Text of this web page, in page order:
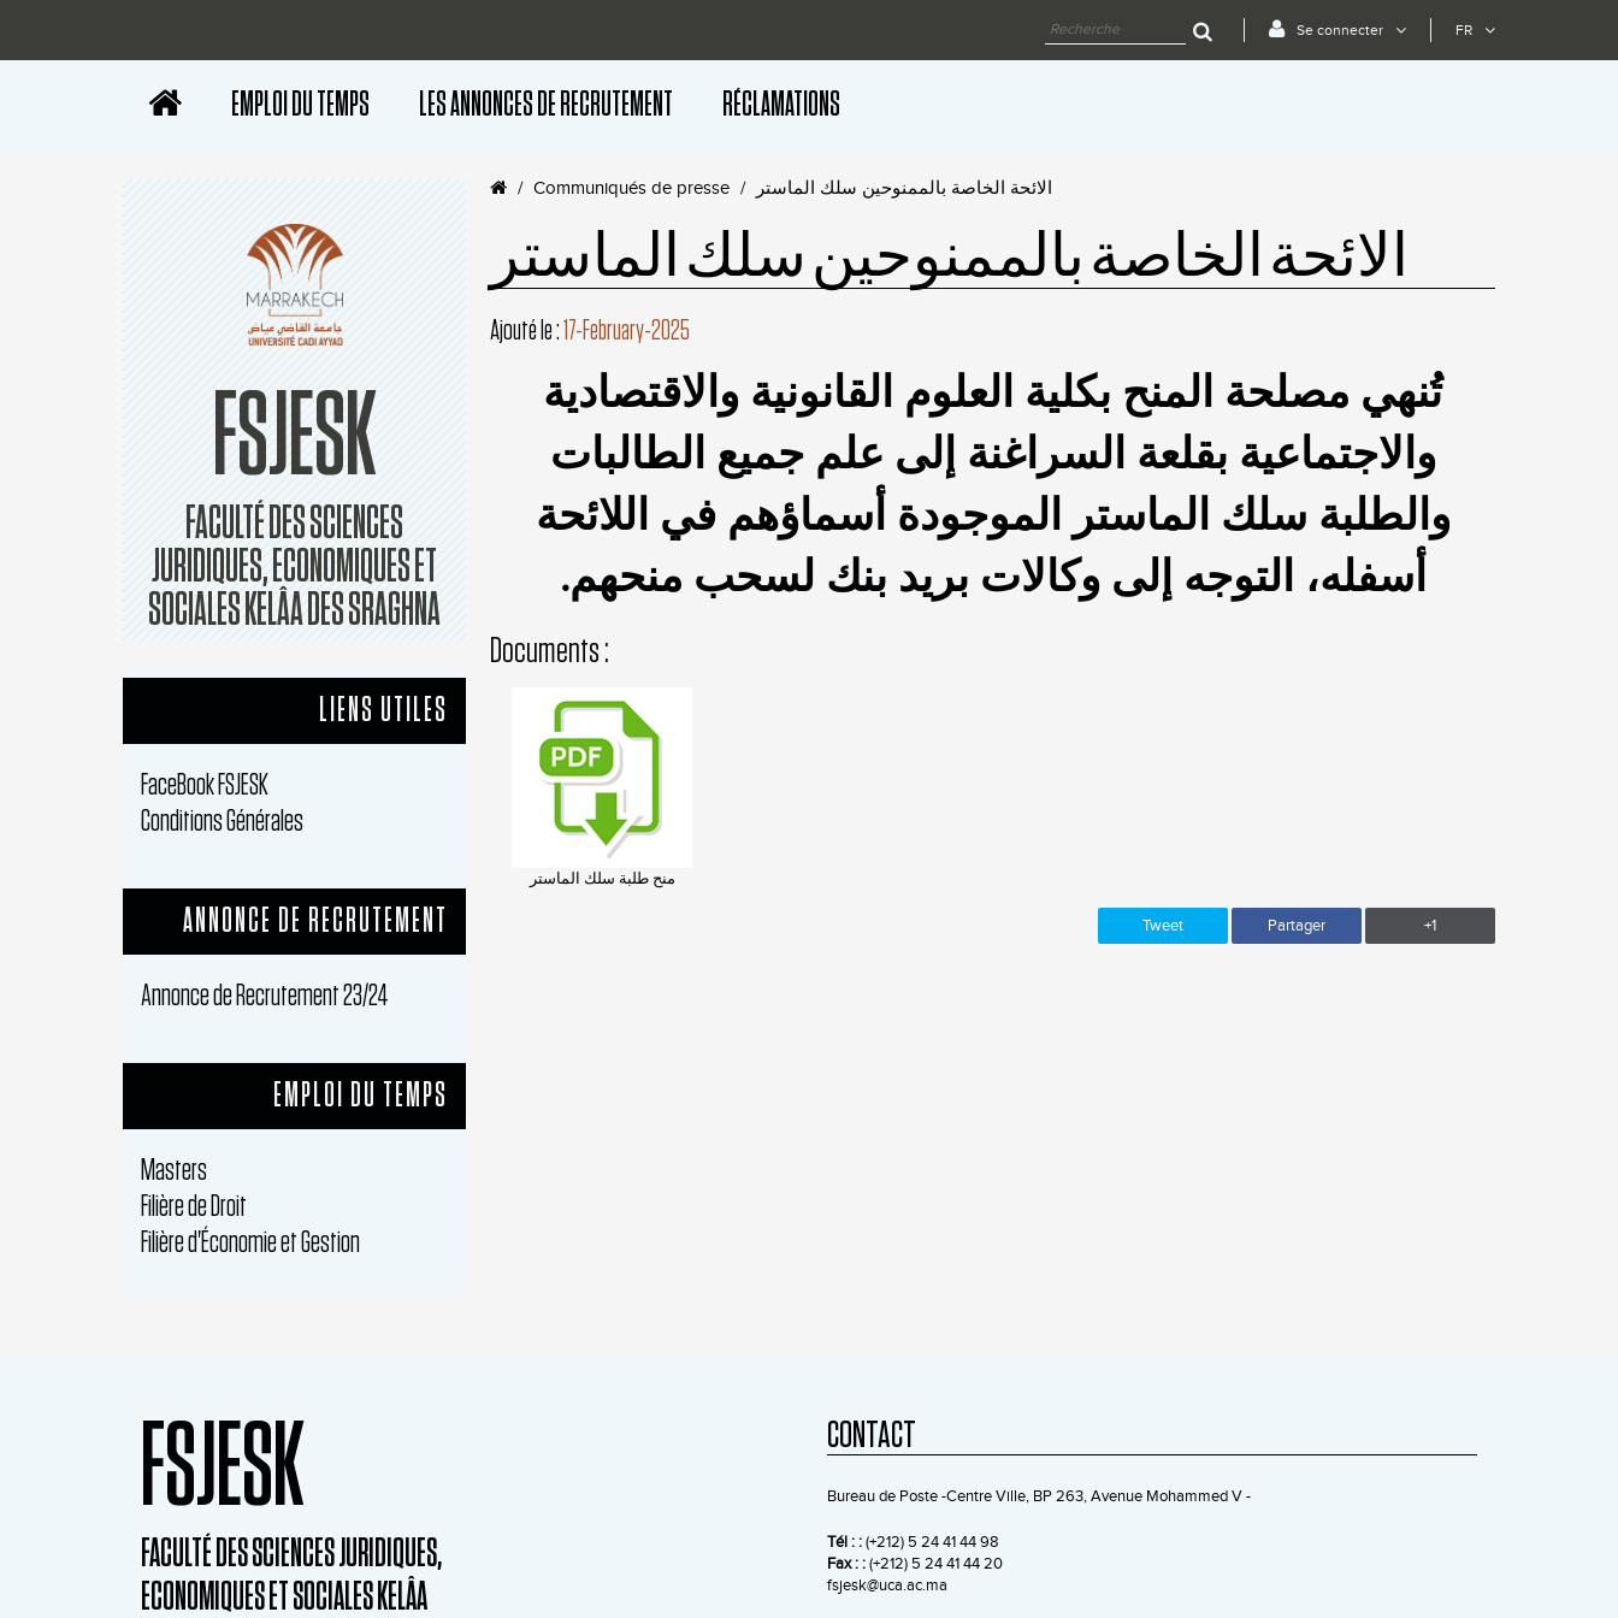
FR
Se connecter
EMPLOI DU TEMPS LES ANNONCES DE RECRUTEMENT RÉCLAMATIONS
FSJESK
FACULTÉ DES SCIENCES
JURIDIQUES, ECONOMIQUES ET
SOCIALES KELÂA DES SRAGHNA
LIENS UTILES
FaceBook FSJESK
Conditions Générales
ANNONCE DE RECRUTEMENT
Annonce de Recrutement 23/24
EMPLOI DU TEMPS
Masters
Filière de Droit
Filière d'Économie et Gestion
Communiqués de presse الائحة الخاصة بالممنوحين سلك الماستر
الائحة الخاصة بالممنوحين سلك الماستر
Ajouté le :17-February-2025
تُنهي مصلحة المنح بكلية العلوم القانونية والاقتصادية
والاجتماعية بقلعة السراغنة إلى علم جميع الطالبات
والطلبة سلك الماستر الموجودة أسماؤهم في اللائحة
أسفله، التوجه إلى وكالات بريد بنك لسحب منحهم.
Documents :
منح طلبة سلك الماستر
Tweet Partager +1
FSJESK
FACULTÉ DES SCIENCES JURIDIQUES,
ECONOMIQUES ET SOCIALES KELÂA
CONTACT
Bureau de Poste -Centre Ville, BP 263, Avenue Mohammed V -
Tél : :(+212) 5 24 41 44 98
Fax : :(+212) 5 24 41 44 20
fsjesk@uca.ac.ma